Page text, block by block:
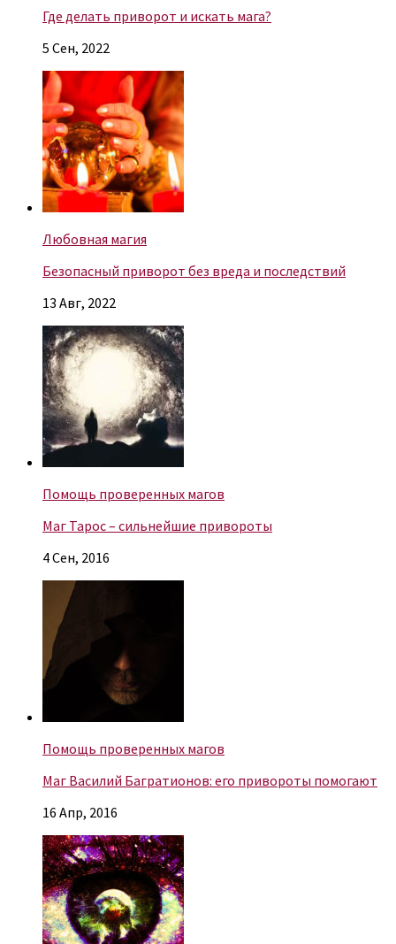
Где делать приворот и искать мага?
5 Сен, 2022
Любовная магия
Безопасный приворот без вреда и последствий
13 Авг, 2022
Помощь проверенных магов
Маг Тарос – сильнейшие привороты
4 Сен, 2016
Помощь проверенных магов
Маг Василий Багратионов: его привороты помогают
16 Апр, 2016